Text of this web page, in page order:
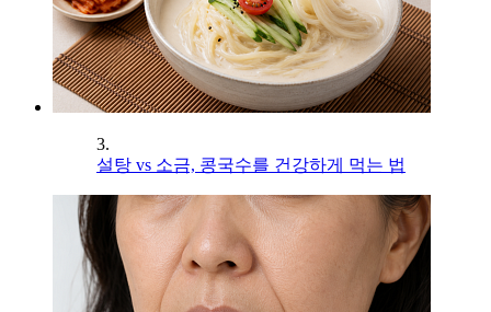
3.
설탕 vs 소금, 콩국수를 건강하게 먹는 법